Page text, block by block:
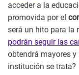
acceder a la
promovida por el
será un hito para la
podrán seguir las
obtendrá mayores
institución se trata?